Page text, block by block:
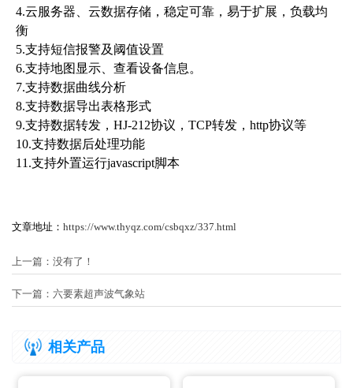
4.云服务器、云数据存储，稳定可靠，易于扩展，负载均
衡
5.支持短信报警及阈值设置
6.支持地图显示、查看设备信息。
7.支持数据曲线分析
8.支持数据导出表格形式
9.支持数据转发，HJ-212协议，TCP转发，http协议等
10.支持数据后处理功能
11.支持外置运行javascript脚本
文章地址： https://www.thyqz.com/csbqxz/337.html
上一篇：没有了！
下一篇： 六要素超声波气象站
相关产品